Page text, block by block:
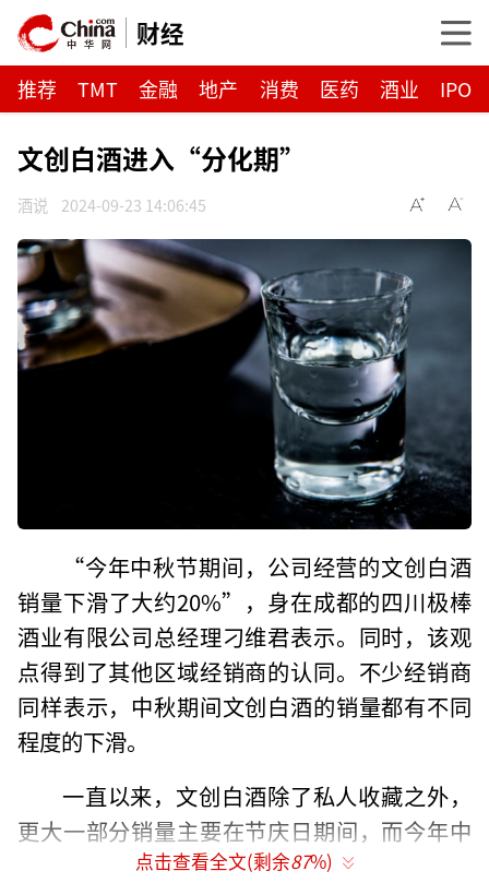
财经
推荐 TMT 金融 地产 消费 医药 酒业 IPO
文创白酒进入“分化期”
酒说 2024-09-23 14:06:45
“今年中秋节期间，公司经营的文创白酒
销量下滑了大约20%”，身在成都的四川极棒
酒业有限公司总经理刁维君表示。同时，该观
点得到了其他区域经销商的认同。不少经销商
同样表示，中秋期间文创白酒的销量都有不同
程度的下滑。
一直以来，文创白酒除了私人收藏之外，
更大一部分销量主要在节庆日期间，而今年中
秋期间同比销量下降，“意味着今年中秋节的
点击查看全文(剩余87%)